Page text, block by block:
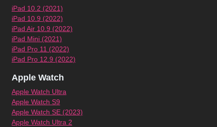
iPad 10.2 (2021)
iPad 10.9 (2022)
iPad Air 10.9 (2022)
iPad Mini (2021)
iPad Pro 11 (2022)
iPad Pro 12.9 (2022)
Apple Watch
Apple Watch Ultra
Apple Watch S9
Apple Watch SE (2023)
Apple Watch Ultra 2